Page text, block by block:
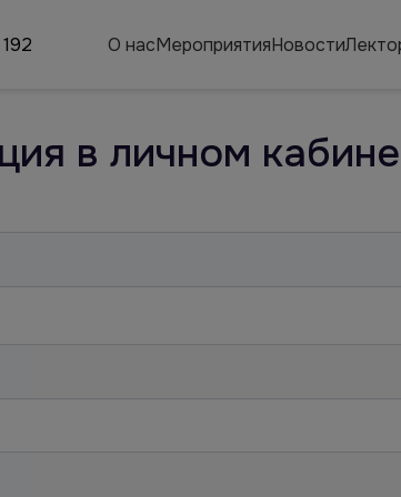
О насМероприятияНовости
в личном